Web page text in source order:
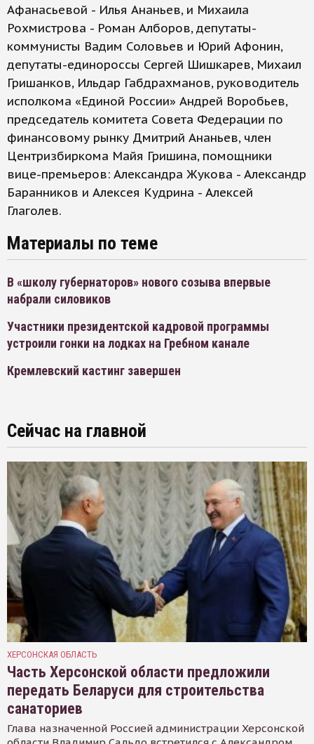
Афанасьевой - Илья Ананьев, и Михаила
Рохмистрова - Роман Алборов, депутаты-
коммунисты Вадим Соловьев и Юрий Афонин,
депутаты-единороссы Сергей Шишкарев, Михаил
Гришанков, Ильдар Габдрахманов, руководитель
исполкома «Единой России» Андрей Воробьев,
председатель комитета Совета Федерации по
финансовому рынку Дмитрий Ананьев, член
Центризбиркома Майя Гришина, помощники
вице-премьеров: Александра Жукова - Александр
Баранников и Алексея Кудрина - Алексей
Глаголев.
Материалы по теме
В «школу губернаторов» нового созыва впервые
набрали силовиков
Участники президентской кадровой программы
устроили гонки на лодках на Гребном канале
Кремлевский кастинг завершен
Сейчас на главной
ХЕРСОНСКАЯ ОБЛАСТЬ
Часть Херсонской области предложили
передать Беларуси для строительства
санаториев
Глава назначенной Россией администрации Херсонской